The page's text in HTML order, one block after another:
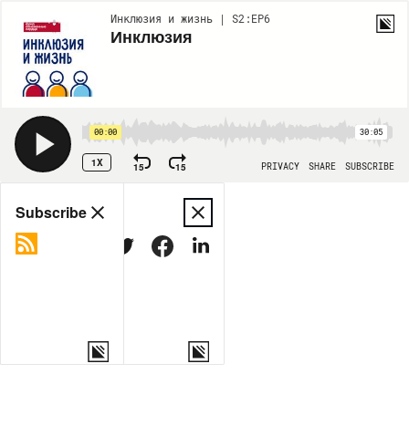
Инклюзия и жизнь | S2:EP6
Инклюзия
00:00 30:05
1X 15 15 PRIVACY SHARE SUBSCRIBE
Share
MORE OPTIONS
Subscribe